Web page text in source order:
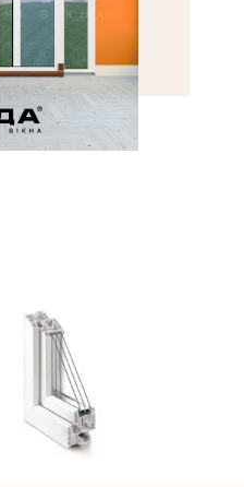
система